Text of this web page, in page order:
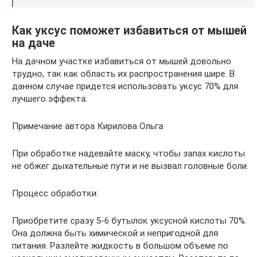
Как уксус поможет избавиться от мышей
на даче
На дачном участке избавиться от мышей довольно
трудно, так как область их распространения шире. В
данном случае придется использовать уксус 70% для
лучшего эффекта.
Примечание автора Кирилова Ольга
При обработке надевайте маску, чтобы запах кислоты
не обжег дыхательные пути и не вызвал головные боли.
Процесс обработки:
Приобретите сразу 5-6 бутылок уксусной кислоты 70%.
Она должна быть химической и непригодной для
питания. Разлейте жидкость в большом объеме по